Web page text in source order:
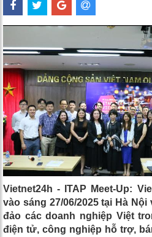
Vietnet24h - ITAP Meet-Up:
vào sáng 27/06/2025 tại Hà
đảo các doanh nghiệp Việt
điện tử, công nghiệp hỗ trợ,